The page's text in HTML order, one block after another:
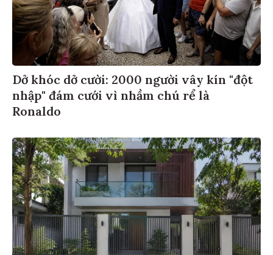
Dở khóc dở cười: 2000 người vây kín "đột
nhập" đám cưới vì nhầm chú rể là
Ronaldo